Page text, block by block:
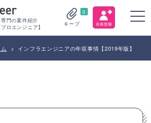
門の案件紹介
ロエンジニア】
0
キープ
> インフラエンジニアの年収事情【2019年版】